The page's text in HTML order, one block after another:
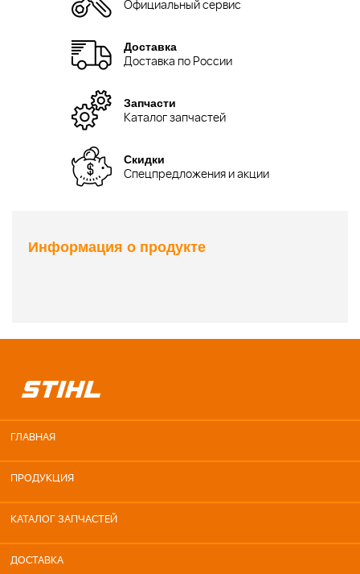
Официальный сервис
Доставка
Доставка по России
Запчасти
Каталог запчастей
Скидки
Спецпредложения и акции
Информация о продукте
ГЛАВНАЯ
ПРОДУКЦИЯ
КАТАЛОГ ЗАПЧАСТЕЙ
ДОСТАВКА